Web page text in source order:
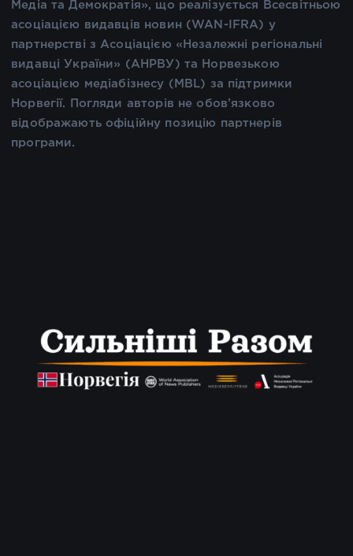
Медіа та Демократія», що реалізується Всесвітньою
асоціацією видавців новин (WAN-IFRA) у
партнерстві з Асоціацією «Незалежні регіональні
видавці України» (АНРВУ) та Норвезькою
асоціацією медіабізнесу (MBL) за підтримки
Норвегії. Погляди авторів не обов’язково
відображають офіційну позицію партнерів
програми.